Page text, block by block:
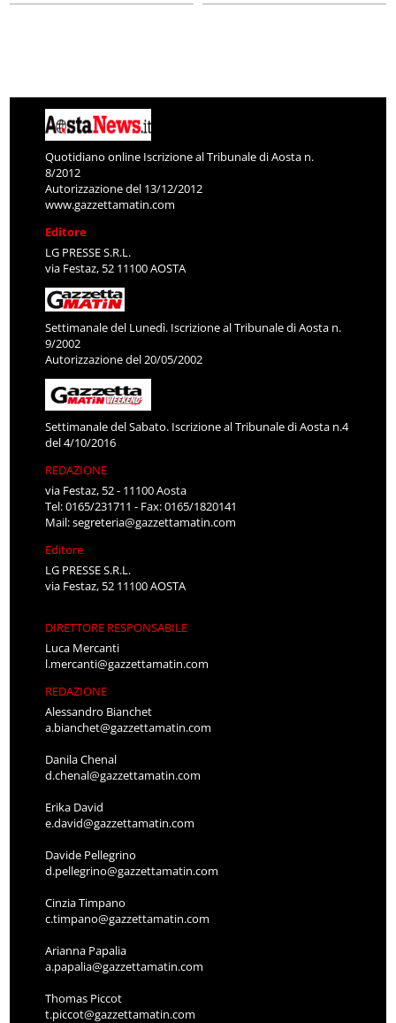
Quotidiano online Iscrizione al Tribunale di Aosta n.
8/2012
Autorizzazione del 13/12/2012
www.gazzettamatin.com
Editore
LG PRESSE S.R.L.
via Festaz, 52 11100 AOSTA
Settimanale del Lunedì. Iscrizione al Tribunale di Aosta n.
9/2002
Autorizzazione del 20/05/2002
Settimanale del Sabato. Iscrizione al Tribunale di Aosta n.4
del 4/10/2016
REDAZIONE
via Festaz, 52 - 11100 Aosta
Tel: 0165/231711 - Fax: 0165/1820141
Mail:segreteria@gazzettamatin.com
Editore
LG PRESSE S.R.L.
via Festaz, 52 11100 AOSTA
DIRETTORE RESPONSABILE
Luca Mercanti
l.mercanti@gazzettamatin.com
REDAZIONE
Alessandro Bianchet
a.bianchet@gazzettamatin.com
Danila Chenal
d.chenal@gazzettamatin.com
Erika David
e.david@gazzettamatin.com
Davide Pellegrino
d.pellegrino@gazzettamatin.com
Cinzia Timpano
c.timpano@gazzettamatin.com
Arianna Papalia
a.papalia@gazzettamatin.com
Thomas Piccot
t.piccot@gazzettamatin.com